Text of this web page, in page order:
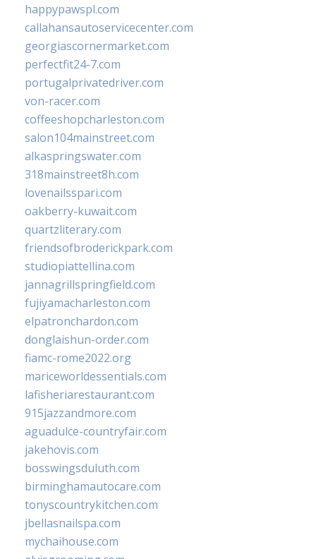
happypawspl.com
callahansautoservicecenter.com
georgiascornermarket.com
perfectfit24-7.com
portugalprivatedriver.com
von-racer.com
coffeeshopcharleston.com
salon104mainstreet.com
alkaspringswater.com
318mainstreet8h.com
lovenailsspari.com
oakberry-kuwait.com
quartzliterary.com
friendsofbroderickpark.com
studiopiattellina.com
jannagrillspringfield.com
fujiyamacharleston.com
elpatronchardon.com
donglaishun-order.com
fiamc-rome2022.org
mariceworldessentials.com
lafisheriarestaurant.com
915jazzandmore.com
aguadulce-countryfair.com
jakehovis.com
bosswingsduluth.com
birminghamautocare.com
tonyscountrykitchen.com
jbellasnailspa.com
mychaihouse.com